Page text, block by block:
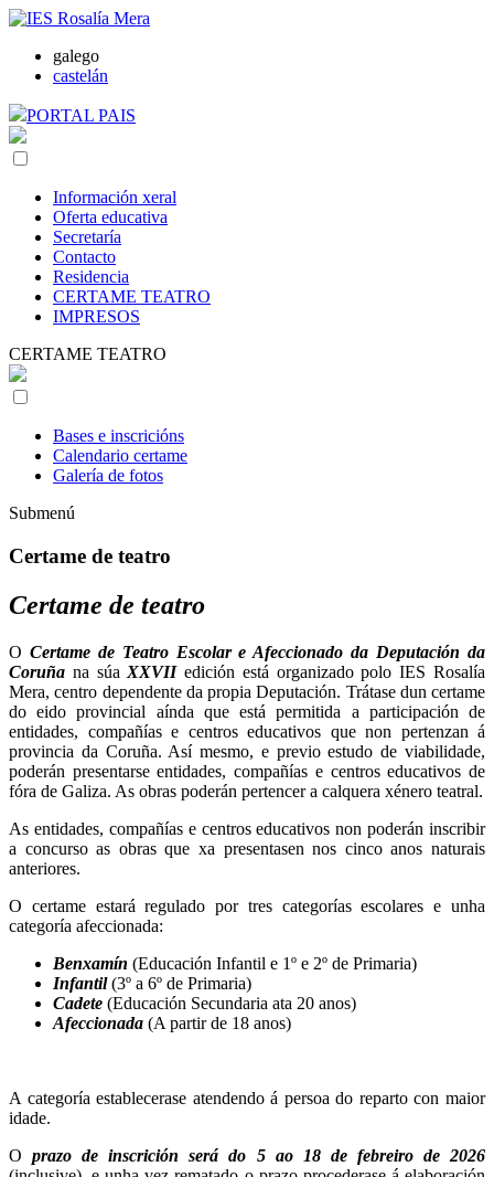
galego
castelán
PORTAL PAIS
Información xeral
Oferta educativa
Secretaría
Contacto
Residencia
CERTAME TEATRO
IMPRESOS
CERTAME TEATRO
Bases e inscricións
Calendario certame
Galería de fotos
Submenú
Certame de teatro
Certame de teatro
O Certame de Teatro Escolar e Afeccionado da Deputación da
Coruña na súa XXVIIedición está organizado polo IES Rosalía
Mera, centro dependente da propia Deputación. Trátase dun certame
do eido provincial aínda que está permitida a participación de
entidades, compañías e centros educativos que non pertenzan á
provincia da Coruña. Así mesmo, e previo estudo de viabilidade,
poderán presentarse entidades, compañías e centros educativos de
fóra de Galiza. As obras poderán pertencer a calquera xénero teatral.
As entidades, compañías e centros educativos non poderán inscribir
a concurso as obras que xa presentasen nos cinco anos naturais
anteriores.
O certame estará regulado por tres categorías escolares e unha
categoría afeccionada:
Benxamín (Educación Infantil e 1º e 2º de Primaria)
Infantil(3º a 6º de Primaria)
Cadete (Educación Secundaria ata 20 anos)
Afeccionada (A partir de 18 anos)
A categoría establecerase atendendo á persoa do reparto con maior
idade.
Oprazo de inscrición será do 5 ao 18 de febreiro de 2026